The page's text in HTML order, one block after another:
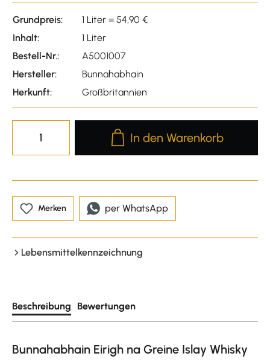
Grundpreis:
1 Liter = 54,90 €
Inhalt:
1 Liter
Bestell-Nr.:
A5001007
Hersteller:
Bunnahabhain
Herkunft:
Großbritannien
Produkt Anzahl: Gib den
In den Warenkorb
Merken per WhatsApp
Lebensmittelkennzeichnung
Beschreibung Bewertungen
Bunnahabhain Eirigh na Greine Islay Whisky